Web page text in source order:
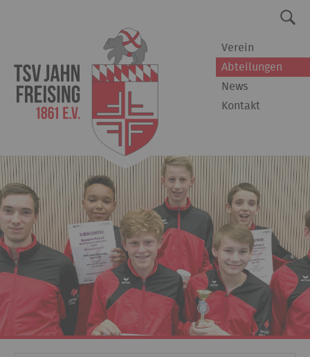
Verein
Abteilungen
News
Kontakt